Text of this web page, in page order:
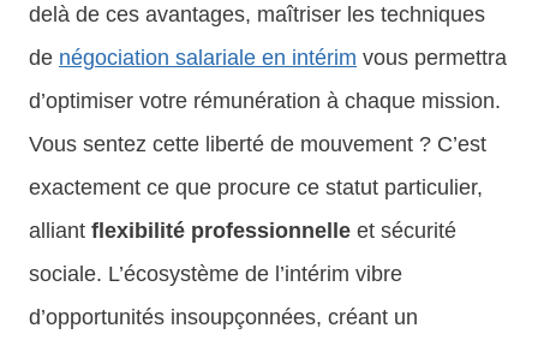
delà de ces avantages, maîtriser les techniques
de négociation salariale en intérim vous permettra
d’optimiser votre rémunération à chaque mission.
Vous sentez cette liberté de mouvement ? C’est
exactement ce que procure ce statut particulier,
alliant flexibilité professionnelle et sécurité
sociale. L’écosystème de l’intérim vibre
d’opportunités insoupçonnées, créant un